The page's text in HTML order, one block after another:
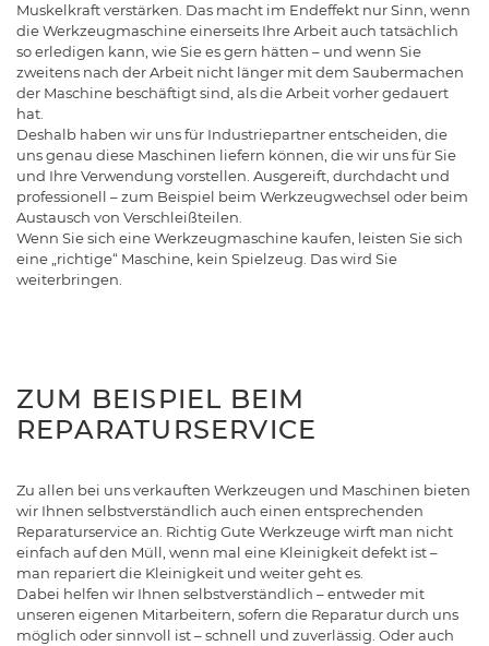
Muskelkraft verstärken. Das macht im Endeffekt nur Sinn, wenn
die Werkzeugmaschine einerseits Ihre Arbeit auch tatsächlich
so erledigen kann, wie Sie es gern hätten – und wenn Sie
zweitens nach der Arbeit nicht länger mit dem Saubermachen
der Maschine beschäftigt sind, als die Arbeit vorher gedauert
hat.
Deshalb haben wir uns für Industriepartner entscheiden, die
uns genau diese Maschinen liefern können, die wir uns für Sie
und Ihre Verwendung vorstellen. Ausgereift, durchdacht und
professionell – zum Beispiel beim Werkzeugwechsel oder beim
Austausch von Verschleißteilen.
Wenn Sie sich eine Werkzeugmaschine kaufen, leisten Sie sich
eine „richtige“ Maschine, kein Spielzeug. Das wird Sie
weiterbringen.
ZUM BEISPIEL BEIM
REPARATURSERVICE
Zu allen bei uns verkauften Werkzeugen und Maschinen bieten
wir Ihnen selbstverständlich auch einen entsprechenden
Reparaturservice an. Richtig Gute Werkzeuge wirft man nicht
einfach auf den Müll, wenn mal eine Kleinigkeit defekt ist –
man repariert die Kleinigkeit und weiter geht es.
Dabei helfen wir Ihnen selbstverständlich – entweder mit
unseren eigenen Mitarbeitern, sofern die Reparatur durch uns
möglich oder sinnvoll ist – schnell und zuverlässig. Oder auch